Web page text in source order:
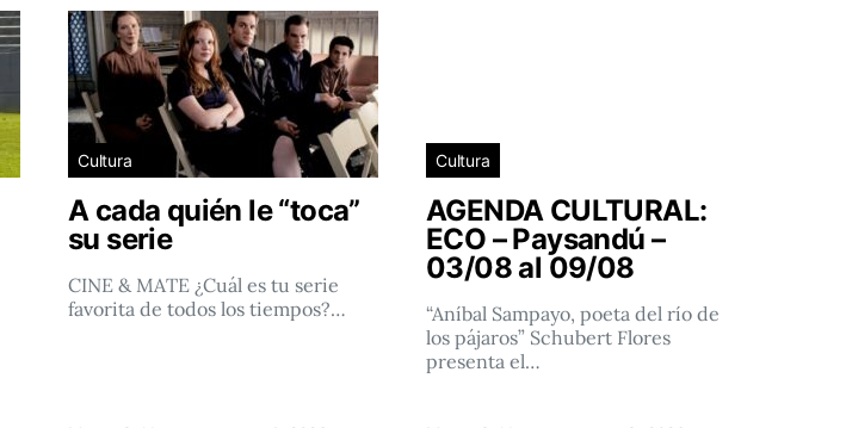
Cultura
A cada quién le “toca”
su serie
CINE & MATE ¿Cuál es tu serie
favorita de todos los tiempos?…
Cultura
AGENDA CULTURAL:
ECO – Paysandú –
03/08 al 09/08
“Aníbal Sampayo, poeta del río de
los pájaros” Schubert Flores
presenta el…